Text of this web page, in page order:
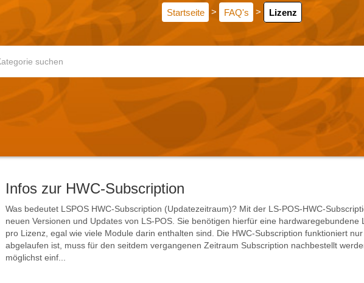
Startseite > FAQ's > Lizenz
Infos zur HWC-Subscription
Was bedeutet LSPOS HWC-Subscription (Updatezeitraum)? Mit der LS-POS-HWC-
neuen Versionen und Updates von LS-POS. Sie benötigen hierfür eine hardwaregebundene
pro Lizenz, egal wie viele Module darin enthalten sind. Die HWC-Subscription funktioniert
abgelaufen ist, muss für den seitdem vergangenen Zeitraum Subscription nachbestellt
möglichst einf...